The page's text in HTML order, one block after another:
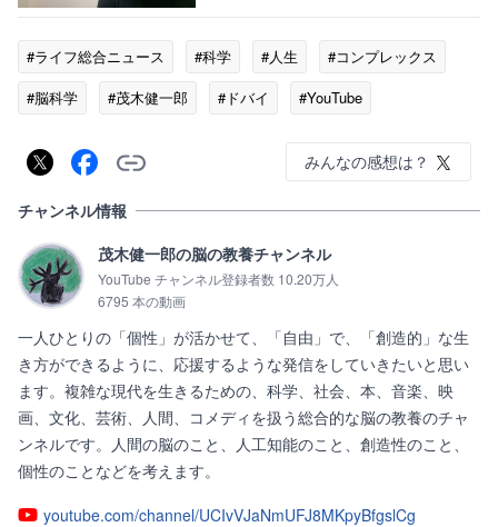
#ライフ総合ニュース #科学 #人生
#コンプレックス
#脳科学
#茂木健一郎 #ドバイ #YouTube
みんなの感想は？
チャンネル情報
茂木健一郎の脳の教養チャンネル
YouTube チャンネル登録者数 10.20万人
6795 本の動画
一人ひとりの「個性」が活かせて、「自由」で、「創造的」な生
き方ができるように、応援するような発信をしていきたいと思い
ます。複雑な現代を生きるための、科学、社会、本、音楽、映
画、文化、芸術、人間、コメディを扱う総合的な脳の教養のチャ
ンネルです。人間の脳のこと、人工知能のこと、創造性のこと、
個性のことなどを考えます。
youtube.com/channel/UCIvVJaNmUFJ8MKpyBfgslCg